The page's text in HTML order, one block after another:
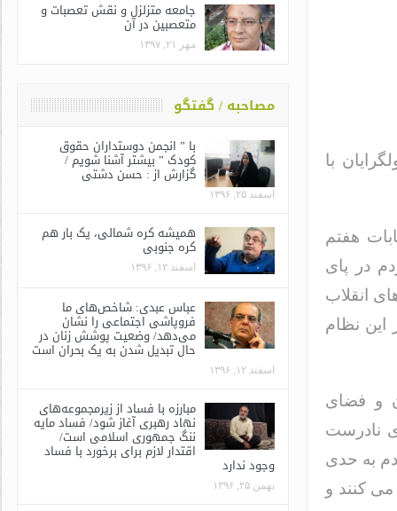
با
هفتم
در پای
انقلاب
این نظام
و فضای
نادرست
به حدی
کنند و
جامعه متزلزل و نقش تعصبات و
متعصبین در آن
مهر ۲۱, ۱۳۹۷
مصاحبه / گفتگو
با ” انجمن دوستداران حقوق
کودک ” بیشتر آشنا شویم /
گزارش از : حسن دشتی
اسفند ۲۵, ۱۳۹۶
همیشه کره شمالی، یک بار هم
کره جنوبی
اسفند ۱۲, ۱۳۹۶
عباس عبدی: شاخص‌های ما
فروپاشی اجتماعی را نشان
می‌دهد/ وضعیت پوشش زنان در
حال تبدیل شدن به یک بحران است
اسفند ۱۲, ۱۳۹۶
مبارزه با فساد از زیرمجموعه‌های
نهاد رهبری آغاز شود/ فساد مایه
ننگ جمهوری اسلامی است/
اقتدار لازم برای برخورد با فساد
وجود ندارد
بهمن ۲۵, ۱۳۹۶